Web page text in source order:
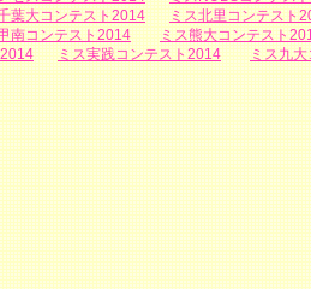
葉大コンテスト2014
ミス北里コンテスト
南コンテスト2014
ミス熊大コンテスト
ミス実践コンテスト2014 ミス九